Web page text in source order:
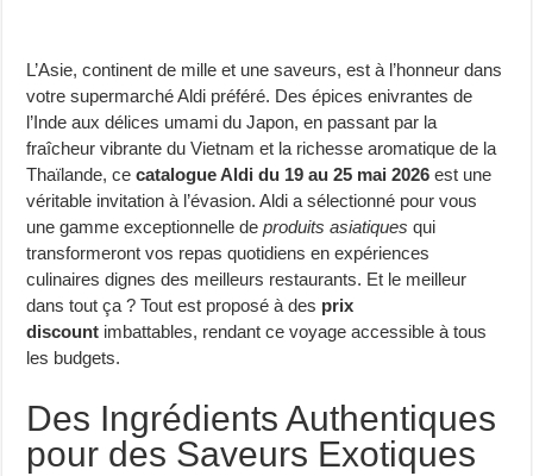
L’Asie, continent de mille et une saveurs, est à l’honneur dans
votre supermarché Aldi préféré. Des épices enivrantes de
l’Inde aux délices umami du Japon, en passant par la
fraîcheur vibrante du Vietnam et la richesse aromatique de la
Thaïlande, cecatalogue Aldi du 19 au 25 mai 2026 est une
véritable invitation à l’évasion. Aldi a sélectionné pour vous
une gamme exceptionnelle deproduits asiatiques qui
transformeront vos repas quotidiens en expériences
culinaires dignes des meilleurs restaurants. Et le meilleur
dans tout ça ? Tout est proposé à des prix
discount imbattables, rendant ce voyage accessible à tous
les budgets.
Des Ingrédients Authentiques
pour des Saveurs Exotiques